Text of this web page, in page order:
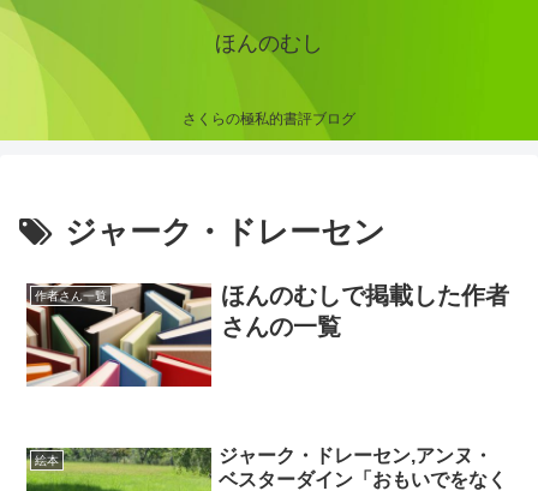
ほんのむし
さくらの極私的書評ブログ
ジャーク・ドレーセン
作者さん一覧
ほんのむしで掲載した作者
さんの一覧
絵本
ジャーク・ドレーセン,アンヌ・
ベスターダイン「おもいでをなく